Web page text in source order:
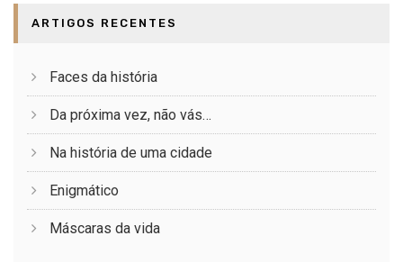
ARTIGOS RECENTES
Faces da história
Da próxima vez, não vás…
Na história de uma cidade
Enigmático
Máscaras da vida